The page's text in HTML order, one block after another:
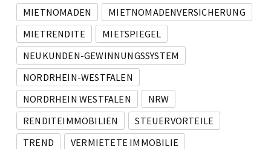
MIETNOMADEN
MIETNOMADENVERSICHERUNG
MIETRENDITE
MIETSPIEGEL
NEUKUNDEN-GEWINNUNGSSYSTEM
NORDRHEIN-WESTFALEN
NORDRHEIN WESTFALEN
NRW
RENDITEIMMOBILIEN
STEUERVORTEILE
TREND
VERMIETETE IMMOBILIE